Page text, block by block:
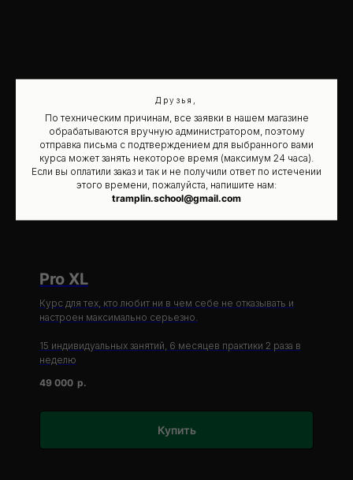
Друзья,
По техническим причинам, все заявки в нашем магазине
обрабатываются вручную администратором, поэтому
отправка письма с подтверждением для выбранного вами
курса может занять некоторое время (максимум 24 часа).
Если вы оплатили заказ и так и не получили ответ по истечении
этого времени, пожалуйста, напишите нам:
tramplin.school@gmail.com
Pro XL
Курс для тех, кто любит ни в чем себе не отказывать и
настроен максимально серьезно.
15 индивидуальных занятий, 6 месяцев практики 2 раза в
неделю
49 000 р.
Купить